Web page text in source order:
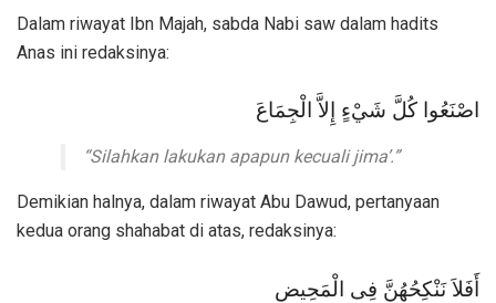
Dalam riwayat Ibn Majah, sabda Nabi saw dalam hadits
Anas ini redaksinya:
اصْنَعُوا كُلَّ شَيْءٍ إِلاَّ الْجِمَاعَ
“Silahkan lakukan apapun kecuali jima’.”
Demikian halnya, dalam riwayat Abu Dawud, pertanyaan
kedua orang shahabat di atas, redaksinya:
أَفَلاَ نَنْكِحُهُنَّ فِى الْمَحِيضِ